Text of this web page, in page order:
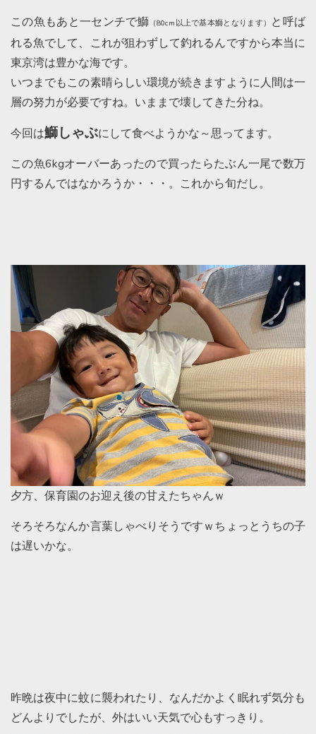
この魚もあと一センチで鰤 （80cm以上で基本鰤となります） と呼ば
れる魚でして、これが狙わずして釣れるんですから本当に
東京湾は豊かな海です。
いつまでもこの素晴らしい環境が続きますように人間は一
層の努力が必要ですね。いままで壊してきた分ね。
今回は鰤しゃぶにして食べようかな～思ってます。
この魚6kgオーバーあったので買ったらたぶん一尾で数万
円するんではなかろうか・・・。これから旬だし。
夕方、保育園のお迎え後の甘えたちゃんｗ
そろそろなんか言葉しゃべりそうですｗちょっとうちの子
は遅いかな。
昨晩は夜中に蚊に襲われたり、なんだかよく眠れず気分も
どんよりでしたが、外はいい天気で心もすっきり。